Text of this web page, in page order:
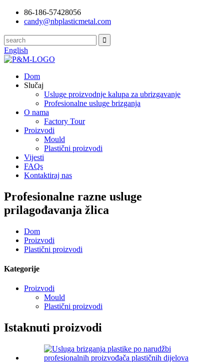
86-186-57428056
candy@nbplasticmetal.com
English
Dom
Slučaj
Usluge proizvodnje kalupa za ubrizgavanje
Profesionalne usluge brizganja
O nama
Factory Tour
Proizvodi
Mould
Plastični proizvodi
Vijesti
FAQs
Kontaktiraj nas
Profesionalne razne usluge
prilagođavanja žlica
Dom
Proizvodi
Plastični proizvodi
Kategorije
Proizvodi
Mould
Plastični proizvodi
Istaknuti proizvodi